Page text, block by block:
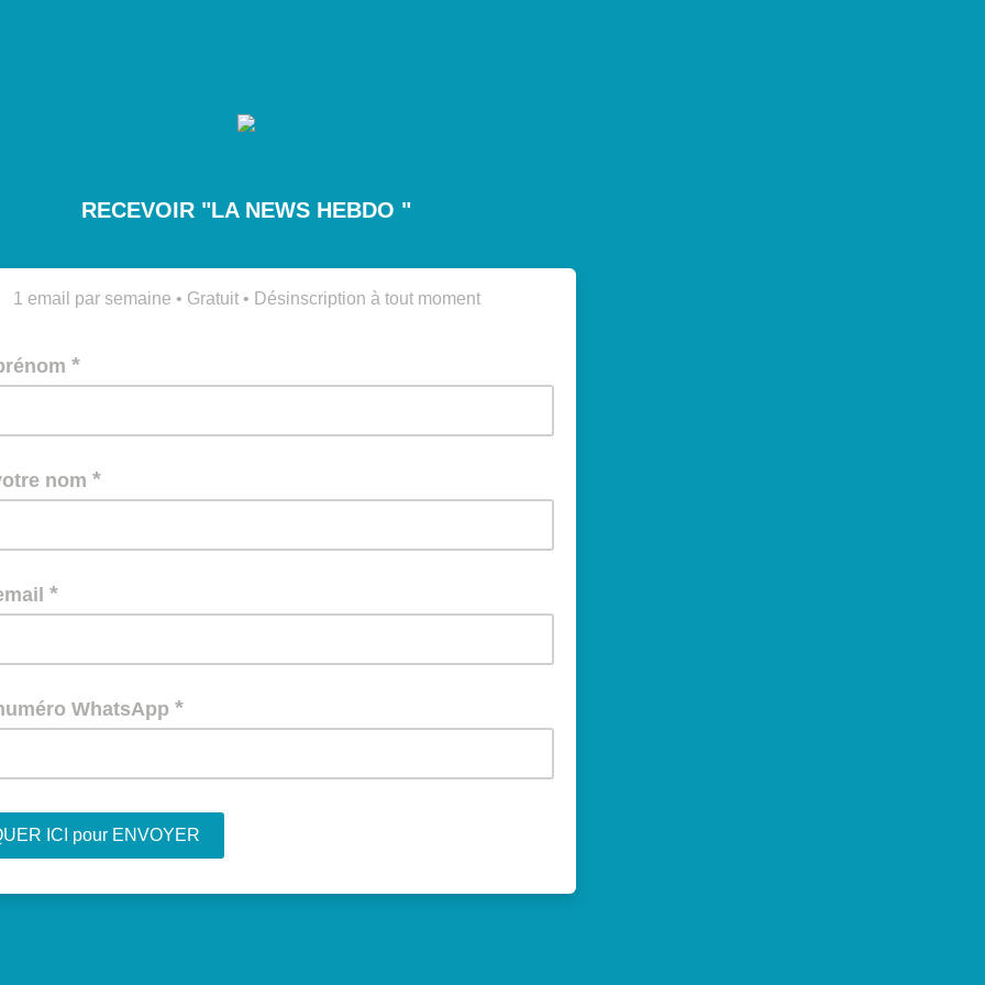
RECEVOIR "LA NEWS HEBDO "
1 email par semaine • Gratuit • Désinscription à tout moment
*
nom *
*
WhatsApp *